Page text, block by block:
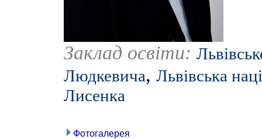
Заклад освіти:
Людкевича, Львівська
Лисенка
Фотогалерея